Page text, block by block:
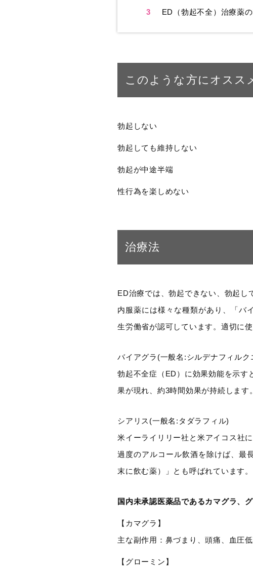
3
ED（勃起不全）治療薬
このような方にオスス
勃起しない
勃起しても維持しない
勃起が中途半端
性行為を楽しめない
治療法
ED治療では、勃起できない、勃起し
内服薬には様々な種類があり、「バ
生労働省が認可しています。適切に
バイアグラ(一般名:シルデナフィルク
勃起不全症（ED）に効果効能を示す
果が現れ、約3時間効果が持続します
シアリス(一般名:タダラフィル)
米イーライリリー社と米アイコス社
過度のアルコール飲酒を除けば、最
末に飲む薬）」とも呼ばれています。
国内未承認医薬品であるカマグラ、
【カマグラ】
主な副作用：鼻づまり、頭痛、血圧
【グローミン】